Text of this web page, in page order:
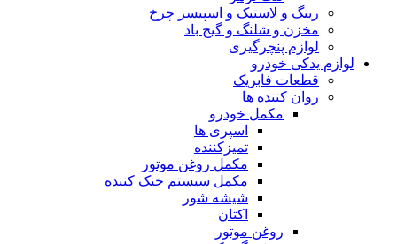
رینگ و لاستیک و اسپیسر چرخ
مخزن و شلنگ و گیج باد
لوازم پنچرگیری
لوازم یدکی خودرو
قطعات فابریک
روان کننده ها
مکمل خودرو
اسپری ها
تمیزکننده
مکمل روغن موتور
مکمل سیستم خنک کننده
شیشه شور
اکتان
روغن موتور